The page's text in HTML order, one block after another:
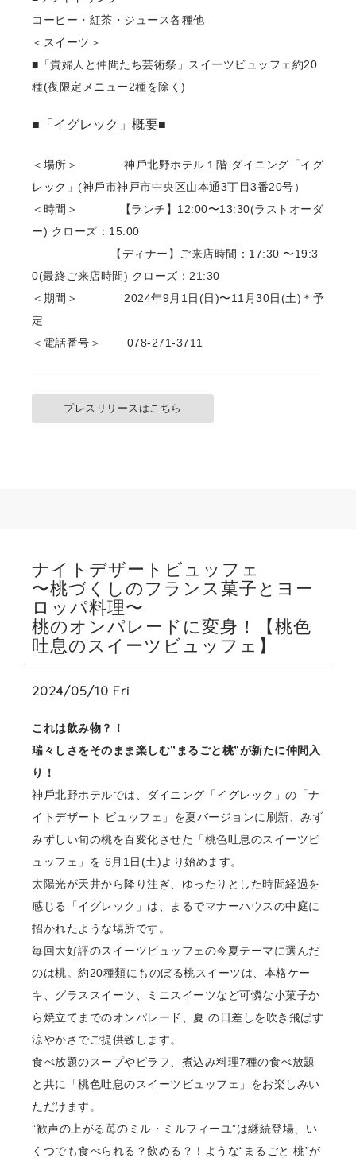
コーヒー・紅茶・ジュース各種他
＜スイーツ＞
■「貴婦⼈と仲間たち芸術祭」スイーツビュッフェ約20
種(夜限定メニュー2種を除く)
■「イグレック」概要■
＜場所＞ 神⼾北野ホテル１階 ダイニング「イグ
レック」(神⼾市神戸市中央区山本通3丁目3番20号）
＜時間＞ 【ランチ】12:00〜13:30(ラストオーダ
ー) クローズ：15:00
【ディナー】ご来店時間：17:30 〜19:3
0(最終ご来店時間) クローズ：21:30
＜期間＞ 2024年9⽉1⽇(⽇)〜11⽉30⽇(土)＊予
定
＜電話番号＞ 078-271-3711
プレスリリースはこちら
ナイトデザートビュッフェ
〜桃づくしのフランス菓⼦とヨー
ロッパ料理〜
桃のオンパレードに変⾝！【桃⾊
吐息のスイーツビュッフェ】
2024/05/10 Fri
これは飲み物？！
瑞々しさをそのまま楽しむ”まるごと桃”が新たに仲間⼊
り！
神⼾北野ホテルでは、ダイニング「イグレック」の「ナ
イトデザート ビュッフェ」を夏バージョンに刷新、みず
みずしい旬の桃を百変化させた「桃⾊吐息のスイーツビ
ュッフェ」を 6⽉1⽇(⼟)より始めます。
太陽光が天井から降り注ぎ、ゆったりとした時間経過を
感じる「イグレック」は、まるでマナーハウスの中庭に
招かれたような場所です。
毎回⼤好評のスイーツビュッフェの今夏テーマに選んだ
のは桃。約20種類にものぼる桃スイーツは、本格ケー
キ、グラススイーツ、ミニスイーツなど可憐な⼩菓⼦か
ら焼⽴てまでのオンパレード、夏 の⽇差しを吹き⾶ばす
涼やかさでご提供致します。
⾷べ放題のスープやピラフ、煮込み料理7種の⾷べ放題
と共に「桃⾊吐息のスイーツビュッフェ」をお楽しみい
ただけます。
”歓声の上がる苺のミル・ミルフィーユ”は継続登場、い
くつでも⾷べられる？飲める？！ような“まるごと 桃”が